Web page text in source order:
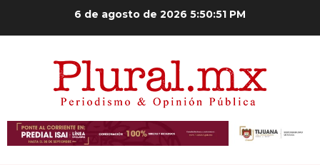
6 de agosto de 2026 5:50:51 PM